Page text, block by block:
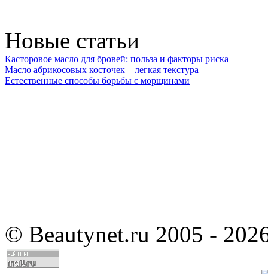
Новые статьи
Касторовое масло для бровей: польза и факторы риска
Масло абрикосовых косточек – легкая текстура
Естественные способы борьбы с морщинами
© Beautynet.ru 2005 -